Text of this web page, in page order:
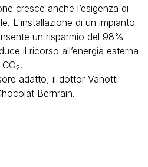
cresce anche l’esigenza di
L'installazione di un impianto
un risparmio del 98%
il ricorso all’energia esterna
2.
adatto, il dottor Vanotti
Bernrain.